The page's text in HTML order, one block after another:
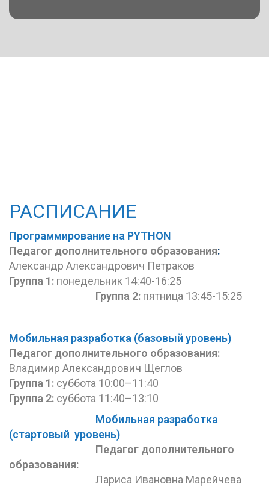
РАСПИСАНИЕ
Программирование на PYTHON
Педагог дополнительного образования:
Александр Александрович Петраков
Группа 1: понедельник 14:40-16:25
Группа 2: пятница 13:45-15:25
Мобильная разработка (базовый уровень)
Педагог дополнительного образования:
Владимир Александрович Щеглов
Группа 1: суббота 10:00–11:40
Группа 2: суббота 11:40–13:10
Мобильная разработка
(стартовый уровень)
Педагог дополнительного
образования:
Лариса Ивановна Марейчева